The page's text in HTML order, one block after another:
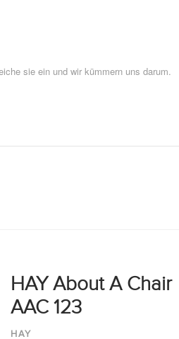
sie ein und wir kümmern uns darum.
HAY About A Chair
AAC 123
HAY